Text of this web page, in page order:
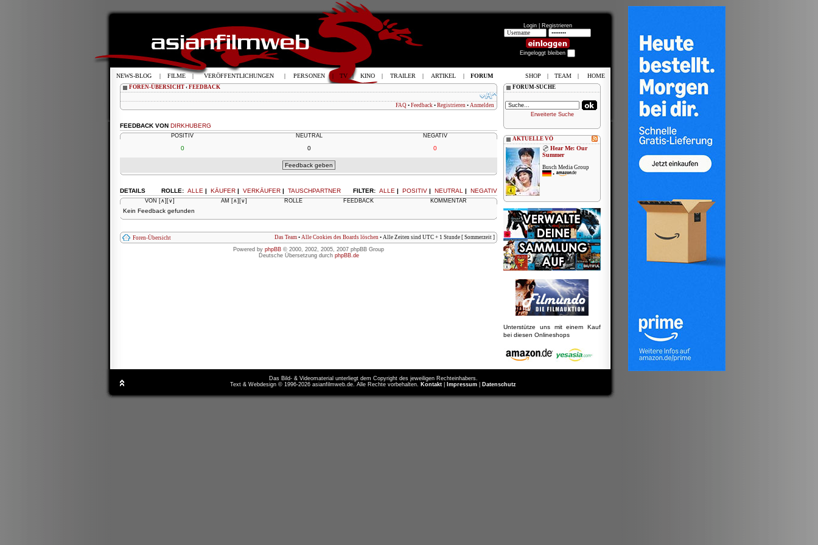
Login | Registrieren
Eingeloggt bleiben
FOREN-ÜBERSICHT ‹ FEEDBACK
FAQ • Feedback • Registrieren • Anmelden
FEEDBACK VON DIRKHUBERG
POSITIV NEUTRAL NEGATIV
0 0 0
FILTER: ALLE | POSITIV | NEUTRAL | NEGATIV
ROLLE: ALLE | KÄUFER | VERKÄUFER | TAUSCHPARTNER
DETAILS
VON [∧] [∨] AM [∧] [∨] ROLLE FEEDBACK KOMMENTAR
Kein Feedback gefunden
Foren-Übersicht Das Team • Alle Cookies des Boards löschen • Alle Zeiten sind UTC + 1 Stunde [ Sommerzeit ]
Powered by phpBB © 2000, 2002, 2005, 2007 phpBB Group
Deutsche Übersetzung durch phpBB.de
FORUM-SUCHE
Erweiterte Suche
AKTUELLE VÖ
Hear Me: Our
Summer
Busch Media Group
•
Unterstütze uns mit einem Kauf
bei diesen Onlineshops
Das Bild- & Videomaterial unterliegt dem Copyright des jeweiligen Rechteinhabers.
Text & Webdesign © 1996-2026 asianfilmweb.de. Alle Rechte vorbehalten. Kontakt Impressum Datenschutz
NEWS-BLOG | FILME | VERÖFFENTLICHUNGEN | PERSONEN | TV | KINO | TRAILER | ARTIKEL | FORUM SHOP | TEAM | HOME